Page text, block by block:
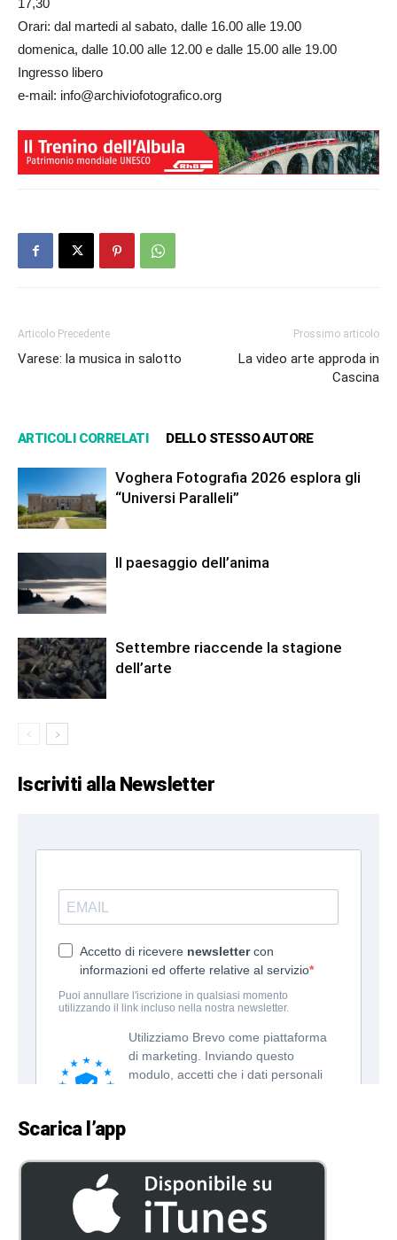
17,30
Orari: dal martedi al sabato, dalle 16.00 alle 19.00
domenica, dalle 10.00 alle 12.00 e dalle 15.00 alle 19.00
Ingresso libero
e-mail: info@archiviofotografico.org
Articolo Precedente
Varese: la musica in salotto
Prossimo articolo
La video arte approda in
Cascina
ARTICOLI CORRELATI DELLO STESSO AUTORE
Voghera Fotografia 2026 esplora gli
“Universi Paralleli”
Il paesaggio dell’anima
Settembre riaccende la stagione
dell’arte
Iscriviti alla Newsletter
Scarica l’app